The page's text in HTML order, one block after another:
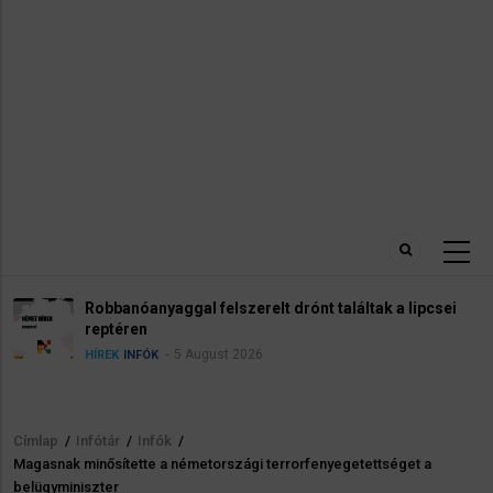
Robbanóanyaggal felszerelt drónt találtak a lipcsei
reptéren
HÍREK INFÓK 5 August 2026
Morzsa
Címlap / Infótár / Infók /
Magasnak minősítette a németországi terrorfenyegetettséget a
belügyminiszter